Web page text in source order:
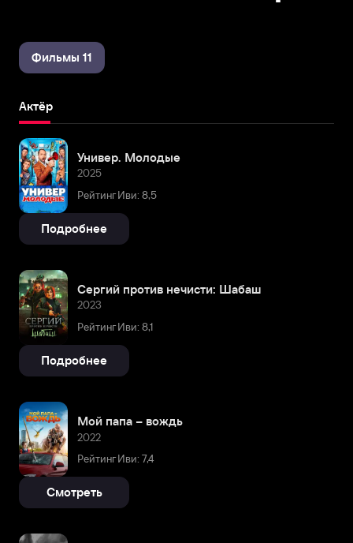
Фильмы 11
Актёр
Универ. Молодые
2025
Рейтинг Иви: 8,5
Подробнее
Сергий против нечисти: Шабаш
2023
Рейтинг Иви: 8,1
Подробнее
Мой папа – вождь
2022
Рейтинг Иви: 7,4
Смотреть